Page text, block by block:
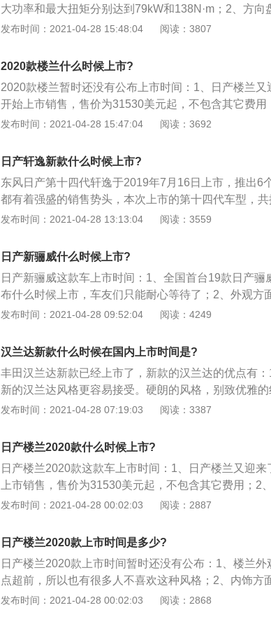
然吸气发动机，可以输出260马力和194kW，搭配的是
两驱和四驱两种驱动系统。显然这个V6发动机是不会
大功率和最大扭矩分别达到79kW和138N·m；2、方向
敏，最小转弯半径仅为4.5米，为同级车之最，无论是
杆工艺，这使得新一代MARCH具备了出众的耐用性及
降低了消费者的使用及维修成本。
发布时间：2021-04-28 15:48:04 阅读：3807
2020款楼兰什么时候上市?
2020款楼兰暂时还没有公布上市时间：1、日产楼兰
开始上市销售，售价为31530美元起，不包含其它费
那款被人们称为的另类，外观喜欢他的人非常喜欢，不
点，个性一点，它绝对能满足你；3、内饰方面：内饰
多，但是在做工和用料方面好很多，中控台大面积皮
种内饰颜色，米色和黑色，米色呢显得非常温馨，但
大气。两种颜色看个人喜欢自行选择。
发布时间：2021-04-28 15:47:04 阅读：3692
日产轩逸新款什么时候上市?
东风日产第十四代轩逸于2019年7月16日上市，推出6
都有着强盛的销售势头，本次上市的第十四代车型，
10.9--14.3万元；2、第14代轩逸的外观造型相比起第
代天籁相似，如果说它是一台“小天籁”，完全可以胜任
的前脸采用了日产最新的V-Motion2.0家族式设计语言
当醒目，两侧搭配全新造型的LED头灯。
发布时间：2021-04-28 13:13:04 阅读：3559
日产新骊威什么时候上市?
日产新骊威这款车上市时间：1、全国首台19款日产骊
布什么时候上市，车友们只能耐心等待了；2、外观方
蜘蛛网般的进气格栅，映衬的整个前脸十分霸气。而且
一份凌厉感。尤其是下方的保险杠，曲折的设计感让前
饰方面，采用的是悬浮式的设计造型，再加上有镀铬
升了整个车内饰的科技感。液晶显示屏选用的是大尺寸
状的空调出风口，还有就是三幅式的多功能方向盘，各
科技感。
发布时间：2021-04-28 09:52:04 阅读：4249
汉兰达新款什么时候在国内上市时间是?
丰田汉兰达新款已经上市了，新款的汉兰达的优点有：
新的汉兰达风格更容易接受。硬朗的风格，别致优雅
种大方稳重而优雅的感觉；2、在外观上，汉兰达做了
居，日本车的精益做工得到了很好的体现；3、为了方
专门设计了一个独立的空调控制面板。
发布时间：2021-04-28 07:19:03 阅读：3387
日产楼兰2020款什么时候上市?
日产楼兰2020款这款车上市时间：1、日产楼兰又迎
上市销售，售价为31530美元起，不包含其它费用；2
被人们称为的另类，外观喜欢他的人非常喜欢，不喜欢
性一点，它绝对能满足你；3、内饰方面：内饰看上去
是在做工和用料方面好很多，中控台大面积皮质包裹
颜色，米色和黑色，米色呢显得非常温馨，但是不经
两种颜色看个人喜欢自行选择。
发布时间：2021-04-28 00:02:03 阅读：2887
日产楼兰2020款上市时间是多少?
日产楼兰2020款上市时间暂时还没有公布：1、楼兰
点超前，所以也有很多人不喜欢这种风格；2、内饰方
细，有浓厚的居家氛围，座椅及其舒适，后排空间虽比
发布时间：2021-04-28 00:02:03 阅读：2868